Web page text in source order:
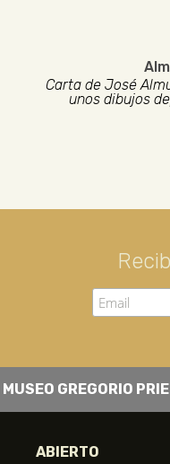
Carta de José
unos dibujos
MUSEO GREGORIO
ABIERTO